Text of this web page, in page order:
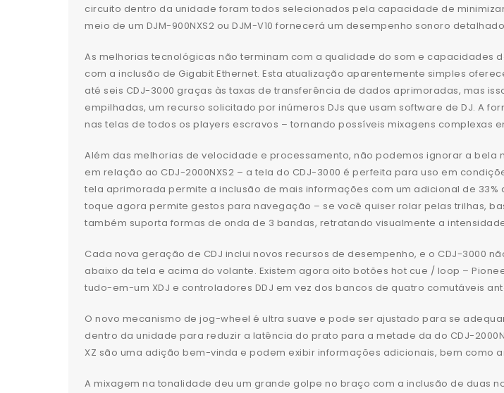
circuito dentro da unidade foram todos selecionados pela capacidade de
meio de um DJM-900NXS2 ou DJM-V10 fornecerá um desempenho sonoro
As melhorias tecnológicas não terminam com a qualidade do som e
com a inclusão de Gigabit Ethernet. Esta atualização aparentemente simples
até seis CDJ-3000 graças às taxas de transferência de dados aprimoradas, mas
empilhadas, um recurso solicitado por inúmeros DJs que usam software de DJ. A
nas telas de todos os players escravos – tornando possíveis mixagens complexas
Além das melhorias de velocidade e processamento, não podemos ignorar a bela
em relação ao CDJ-2000NXS2 – a tela do CDJ-3000 é perfeita para uso em
tela aprimorada permite a inclusão de mais informações com um adicional de
toque agora permite gestos para navegação – se você quiser rolar pelas trilhas,
também suporta formas de onda de 3 bandas, retratando visualmente a
Cada nova geração de CDJ inclui novos recursos de desempenho, e o CDJ-3000
abaixo da tela e acima do volante. Existem agora oito botões hot cue / loop –
tudo-em-um XDJ e controladores DDJ em vez dos bancos de quatro comutáveis
O novo mecanismo de jog-wheel é ultra suave e pode ser ajustado para se
dentro da unidade para reduzir a latência do prato para a metade da do CDJ-
XZ são uma adição bem-vinda e podem exibir informações adicionais, bem como
A mixagem na tonalidade deu um grande golpe no braço com a inclusão de duas